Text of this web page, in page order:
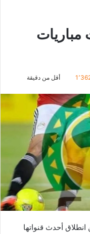
مباريات
أقل من دقيقة
أحدث قنواتها